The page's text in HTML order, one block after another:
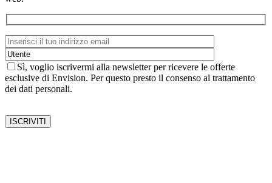
Sì, voglio iscrivermi alla newsletter per ricevere le offerte
esclusive di Envision. Per questo presto il consenso al trattamento
dei dati personali.